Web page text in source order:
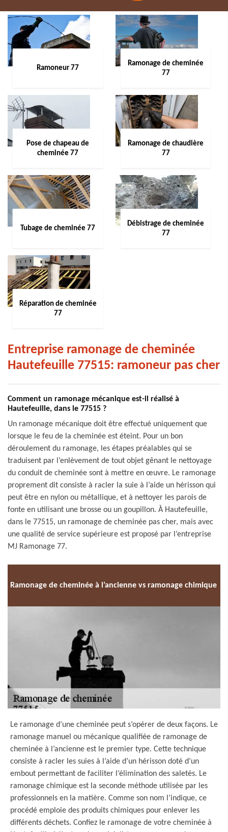
Ramoneur 77
Ramonage de cheminée
77
Pose de chapeau de
cheminée 77
Ramonage de chaudière
77
Tubage de cheminée 77
Débistrage de cheminée
77
Réparation de cheminée
77
Entreprise ramonage de cheminée
Hautefeuille 77515: ramoneur pas cher
Comment un ramonage mécanique est-il réalisé à
Hautefeuille, dans le 77515 ?
Un ramonage mécanique doit être effectué uniquement que
lorsque le feu de la cheminée est éteint. Pour un bon
déroulement du ramonage, les étapes préalables qui se
traduisent par l’enlèvement de tout objet gênant le nettoyage
du conduit de cheminée sont à mettre en œuvre. Le ramonage
proprement dit consiste à racler la suie à l’aide un hérisson qui
peut être en nylon ou métallique, et à nettoyer les parois de
fonte en utilisant une brosse ou un goupillon. À Hautefeuille,
dans le 77515, un ramonage de cheminée pas cher, mais avec
une qualité de service supérieure est proposé par l’entreprise
MJ Ramonage 77.
Ramonage de cheminée à l’ancienne vs ramonage chimique
Le ramonage d’une cheminée peut s’opérer de deux façons. Le
ramonage manuel ou mécanique qualifiée de ramonage de
cheminée à l’ancienne est le premier type. Cette technique
consiste à racler les suies à l’aide d’un hérisson doté d’un
embout permettant de faciliter l’élimination des saletés. Le
ramonage chimique est la seconde méthode utilisée par les
professionnels en la matière. Comme son nom l’indique, ce
procédé emploie des produits chimiques pour enlever les
différents déchets. Confiez le ramonage de votre cheminée à